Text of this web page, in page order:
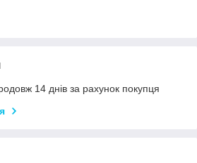
14 днів за рахунок покупця